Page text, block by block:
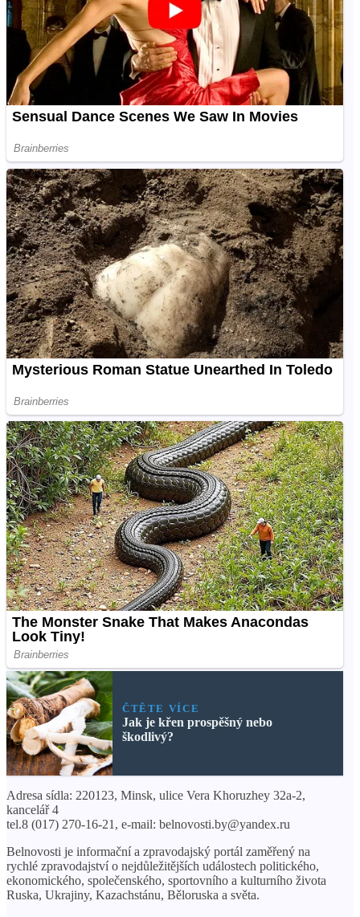
ČTĚTE VÍCE
Jak je křen prospěšný nebo
škodlivý?
Adresa sídla: 220123, Minsk, ulice Vera Khoruzhey 32a-2,
kancelář 4
tel.8 (017) 270-16-21, e-mail: belnovosti.by@yandex.ru
Belnovosti je informační a zpravodajský portál zaměřený na
rychlé zpravodajství o nejdůležitějších událostech politického,
ekonomického, společenského, sportovního a kulturního života
Ruska, Ukrajiny, Kazachstánu, Běloruska a světa.